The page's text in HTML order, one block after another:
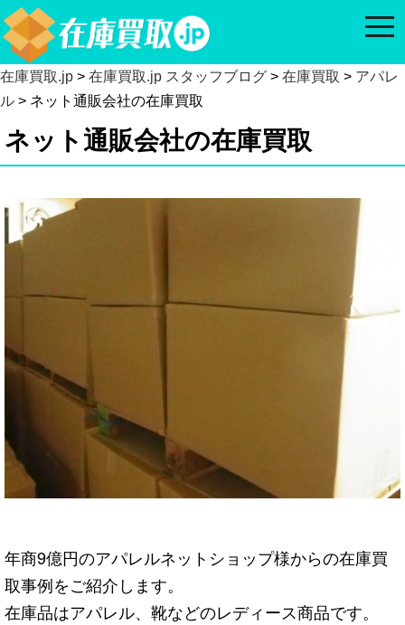
在庫買取.jp > 在庫買取.jp スタッフブログ > 在庫買取 > アパレ
ル > ネット通販会社の在庫買取
ネット通販会社の在庫買取
年商9億円のアパレルネットショップ様からの在庫買
取事例をご紹介します。
在庫品はアパレル、靴などのレディース商品です。